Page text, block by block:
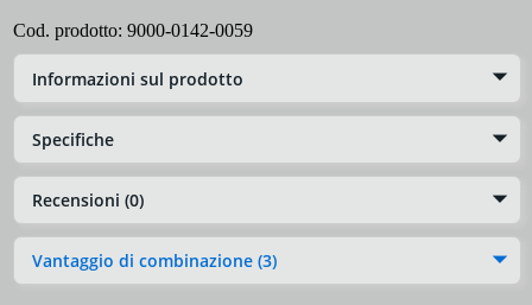
Cod. prodotto: 9000-0142-0059
Informazioni sul prodotto
Specifiche
Recensioni (0)
Vantaggio di combinazione (3)